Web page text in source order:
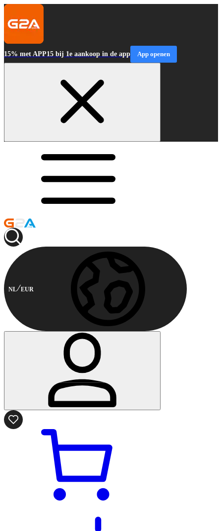
15% met APP15 bij 1e aankoop in de app App openen
NL EUR